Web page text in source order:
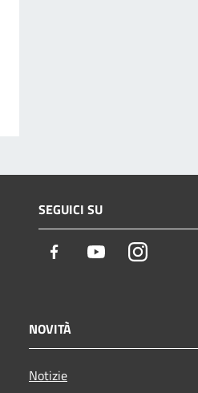
SEGUICI SU
Facebook YoutubeInstagram
NOVITÀ
Notizie